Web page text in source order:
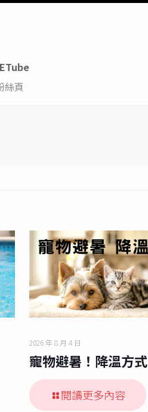
絲頁
2026 年 8 月 4 日
寵物避暑！降溫方式
閱讀更多內容